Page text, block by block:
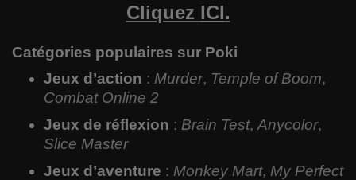
Cliquez ICI.
Catégories populaires sur Poki
Jeux d’action : Murder, Temple of Boom,
Combat Online 2
Jeux de réflexion : Brain Test, Anycolor,
Slice Master
Jeux d’aventure : Monkey Mart, My Perfect